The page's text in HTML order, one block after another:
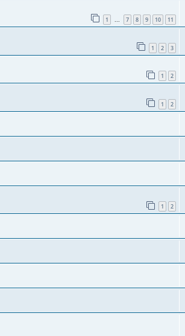
1 ... 7 8 9 10 11
1 2 3
1 2
1 2
1 2